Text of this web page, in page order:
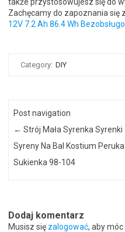
Zachęcamy do zapoznania się
12V 7.2 Ah 86.4 Wh
Category: DIY
Post navigation
← Strój Mała Syrenka Syrenki
Syreny Na Bal Kostium Peruka
Sukienka 98-104
Dodaj komentarz
Musisz się zalogować, aby